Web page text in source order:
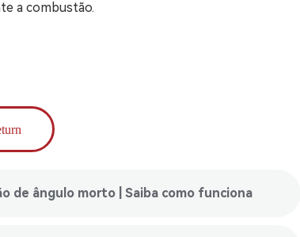
a combustão.
de ângulo morto | Saiba como funciona